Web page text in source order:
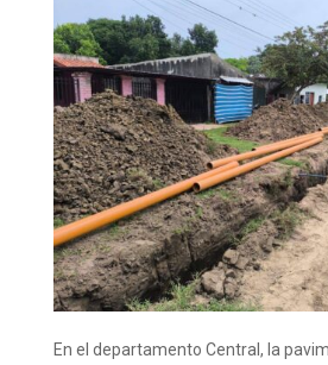
En el departamento Central, la